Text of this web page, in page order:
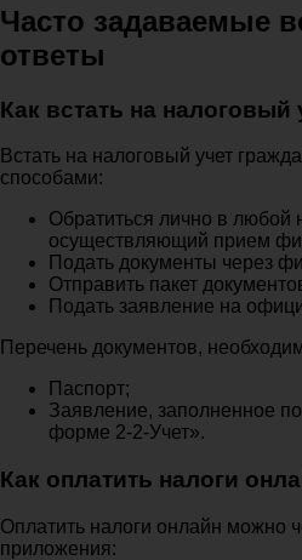
Часто задаваемые
ответы
Как встать на налоговый
Встать на налоговый учет
способами:
Обратиться лично в любой
осуществляющий прием
Подать документы через
Отправить пакет
Подать заявление на
Перечень документов,
Паспорт;
Заявление, заполненное
форме 2-2-Учет».
Как оплатить налоги
Оплатить налоги онлайн можно
приложения: